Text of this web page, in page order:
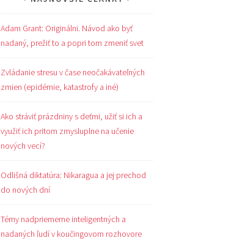
Adam Grant: Originálni. Návod ako byť
nadaný, prežiť to a popri tom zmeniť svet
Zvládanie stresu v čase neočakávateľných
zmien (epidémie, katastrofy a iné)
Ako stráviť prázdniny s deťmi, užiť si ich a
využiť ich pritom zmysluplne na učenie
nových vecí?
Odlišná diktatúra: Nikaragua a jej prechod
do nových dní
Témy nadpriemerne inteligentných a
nadaných ľudí v koučingovom rozhovore